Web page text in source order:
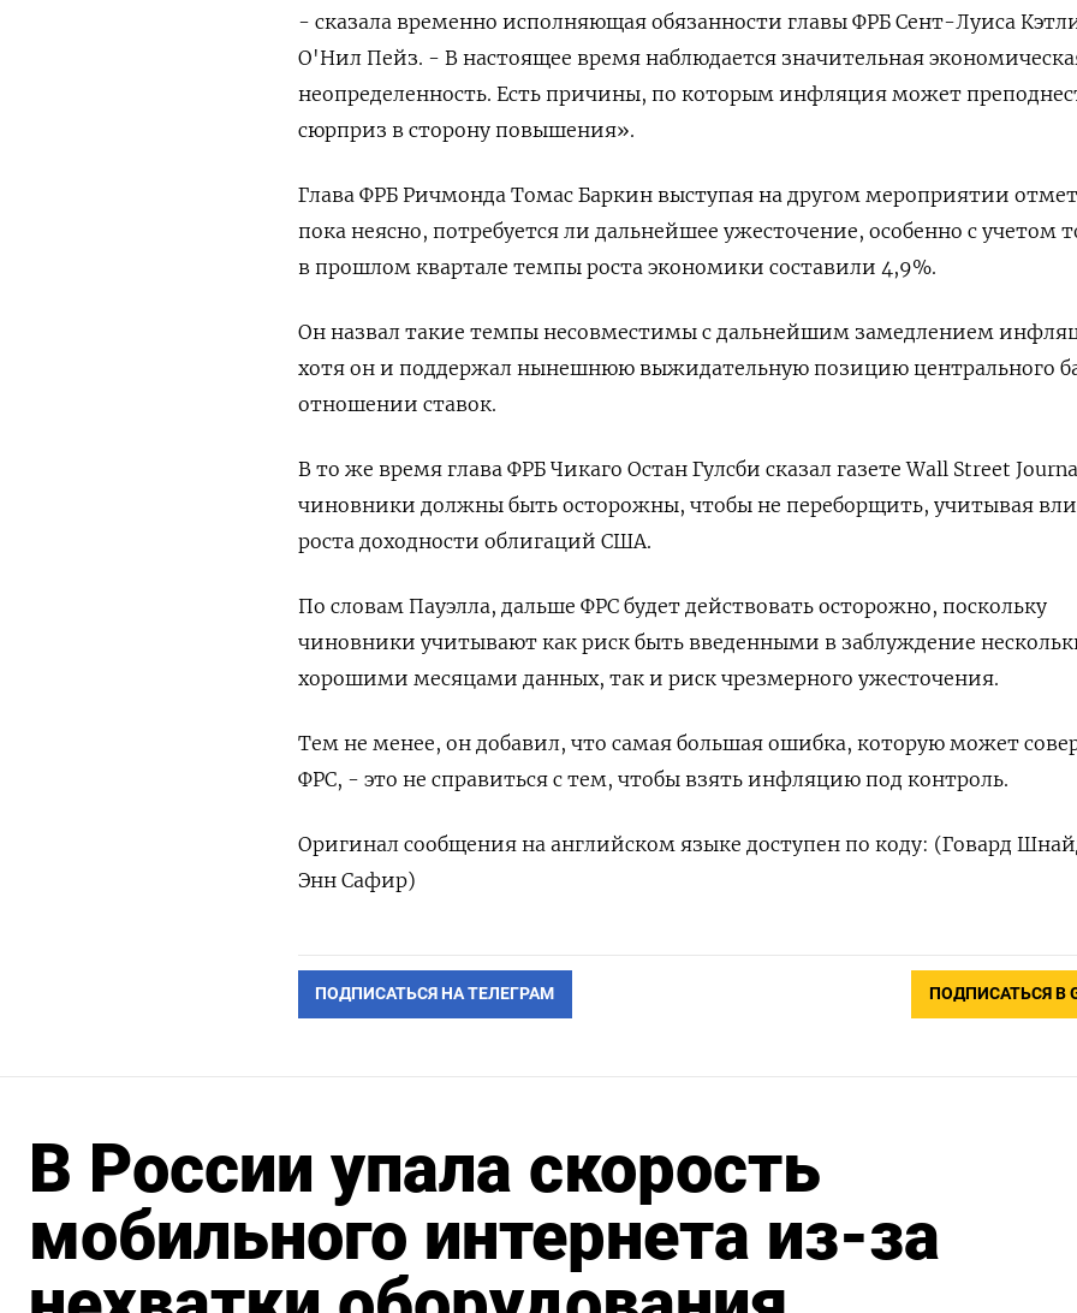
- сказала временно исполняющая обязанности главы ФРБ Сент-Луиса
О'Нил Пейз. - В настоящее время наблюдается значительная
неопределенность. Есть причины, по которым инфляция может
сюрприз в сторону повышения».
Глава ФРБ Ричмонда Томас Баркин выступая на другом мероприятии
пока неясно, потребуется ли дальнейшее ужесточение, особенно с учетом
в прошлом квартале темпы роста экономики составили 4,9%.
Он назвал такие темпы несовместимы с дальнейшим замедлением
хотя он и поддержал нынешнюю выжидательную позицию центрального
отношении ставок.
В то же время глава ФРБ Чикаго Остан Гулсби сказал газете Wall Street
чиновники должны быть осторожны, чтобы не переборщить, учитывая
роста доходности облигаций США.
По словам Пауэлла, дальше ФРС будет действовать осторожно, поскольку
чиновники учитывают как риск быть введенными в заблуждение
хорошими месяцами данных, так и риск чрезмерного ужесточения.
Тем не менее, он добавил, что самая большая ошибка, которую может
ФРС, - это не справиться с тем, чтобы взять инфляцию под контроль.
Оригинал сообщения на английском языке доступен по коду: (Говард
Энн Сафир)
ПОДПИСАТЬСЯ НА ТЕЛЕГРАМ ПОДПИСАТЬСЯ В
В России упала скорость
мобильного интернета из-за